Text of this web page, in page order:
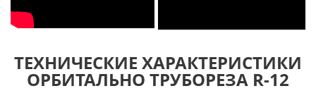
ТЕХНИЧЕСКИЕ ХАРАКТЕРИСТИКИ
ОРБИТАЛЬНО ТРУБОРЕЗА R-12